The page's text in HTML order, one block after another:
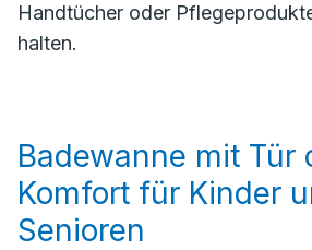
Handtücher oder
halten.
Badewanne mit Tür
Komfort für Kinder
Senioren